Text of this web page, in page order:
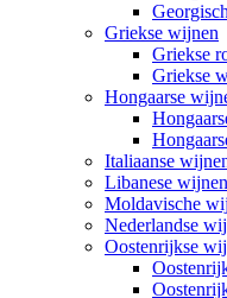
Griekse wijnen
Griekse
Griekse
Hongaarse
Italiaanse
Libanese wijnen
Moldavische
Nederlandse
Oostenrijkse